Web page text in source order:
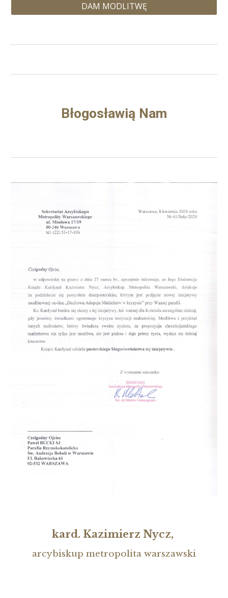
DAM MODLITWĘ
Błogosławią Nam
kard. Kazimierz Nycz,
arcybiskup metropolita warszawski